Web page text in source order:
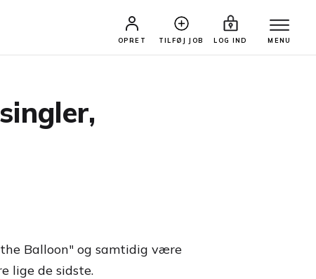
OPRET TILFØJ JOB LOG IND MENU
Balloon" og samtidig være
lige de sidste.